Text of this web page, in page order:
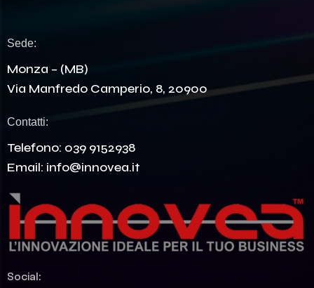
Sede:
Monza – (MB)
Via Manfredo Camperio, 8, 20900
Contatti:
Telefono: 039 9152938
Email: info@innovea.it
Social: